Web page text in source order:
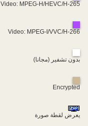
Video: MPEG-H/HEVC/H-265
Video: MPEG-I/VVC/H-266
بدون تشفير (مجانا)
Encrypted
يعرض لقطة صورة